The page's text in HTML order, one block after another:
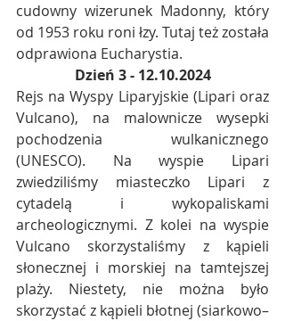
cudowny wizerunek Madonny, który
od 1953 roku roni łzy. Tutaj też została
odprawiona Eucharystia.
Dzień 3 - 12.10.2024
Rejs na Wyspy Liparyjskie (Lipari oraz
Vulcano), na malownicze wysepki
pochodzenia wulkanicznego
(UNESCO). Na wyspie Lipari
zwiedziliśmy miasteczko Lipari z
cytadelą i wykopaliskami
archeologicznymi. Z kolei na wyspie
Vulcano skorzystaliśmy z kąpieli
słonecznej i morskiej na tamtejszej
plaży. Niestety, nie można było
skorzystać z kąpieli błotnej (siarkowo–